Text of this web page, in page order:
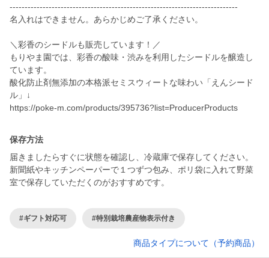
----------------------------------------------------------------------------
名入れはできません。あらかじめご了承ください。
＼彩香のシードルも販売しています！／
もりやま園では、彩香の酸味・渋みを利用したシードルを醸造し
ています。
酸化防止剤無添加の本格派セミスウィートな味わい「えんシード
ル」↓
https://poke-m.com/products/395736?list=ProducerProducts
保存方法
届きましたらすぐに状態を確認し、冷蔵庫で保存してください。
新聞紙やキッチンペーパーで１つずつ包み、ポリ袋に入れて野菜
室で保存していただくのがおすすめです。
#ギフト対応可 #特別栽培農産物表示付き
商品タイプについて（予約商品）